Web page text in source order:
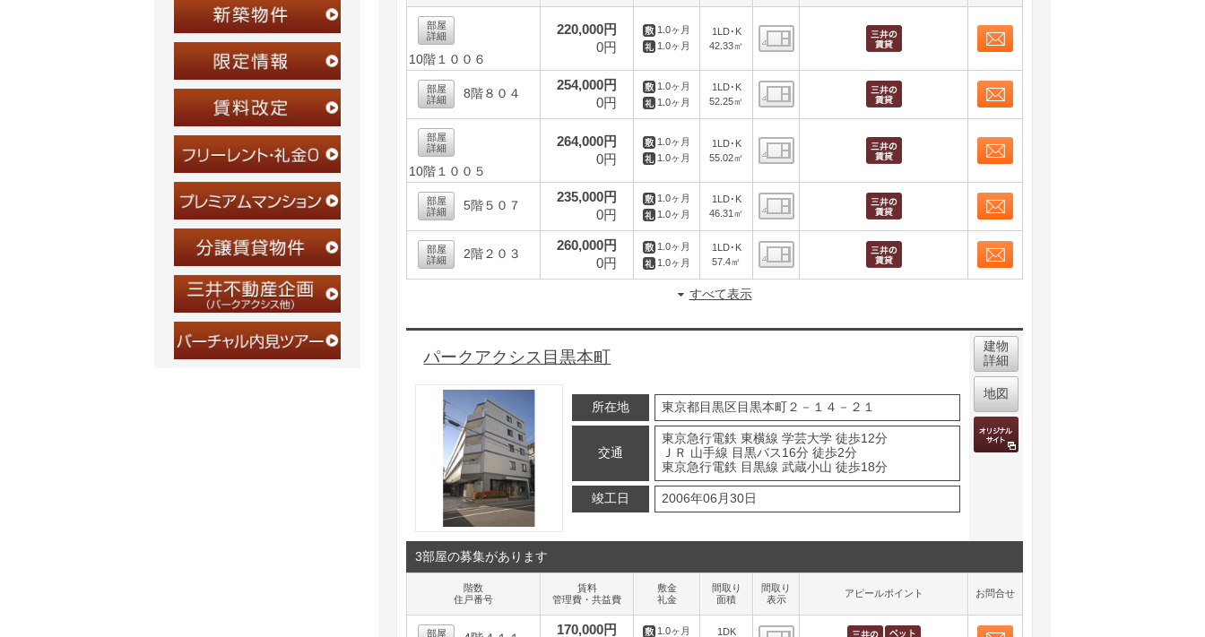
部屋
詳細
10階１００６
220,000円
0円
1.0ヶ月
1.0ヶ月
1LD･K
42.33㎡
部屋
詳細
8階８０４
254,000円
0円
1.0ヶ月
1.0ヶ月
1LD･K
52.25㎡
間取り表示
部屋
詳細
10階１００５
264,000円
0円
1.0ヶ月
1.0ヶ月
1LD･K
55.02㎡
部屋
詳細
5階５０７
235,000円
0円
1.0ヶ月
1.0ヶ月
1LD･K
46.31㎡
間取り表示
部屋
詳細
2階２０３
260,000円
0円
1.0ヶ月
1.0ヶ月
1LD･K
57.4㎡
間取り表示
すべて表示
パークアクシス目黒本町
所在地 東京都目黒区目黒本町２－１４－２１
交通
東京急行電鉄 東横線 学芸大学 徒歩12分
ＪＲ 山手線 目黒バス16分 徒歩2分
東京急行電鉄 目黒線 武蔵小山 徒歩18分
竣工日 2006年06月30日
建物
詳細
地図
3部屋の募集があります
階数
住戸番号
賃料
管理費・共益費
敷金
礼金
間取り
面積
間取り
表示
アピールポイント お問合せ
部屋
170,000円
1.0ヶ月
1DK